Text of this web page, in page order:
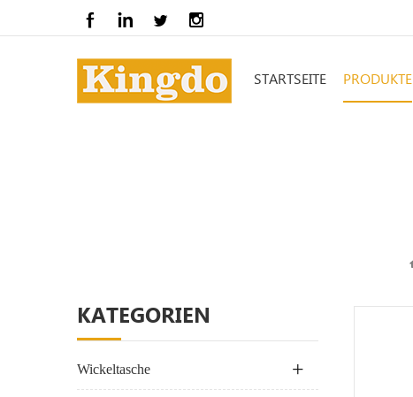
STARTSEITE PRODUKTE
KATEGORIEN
Wickeltasche